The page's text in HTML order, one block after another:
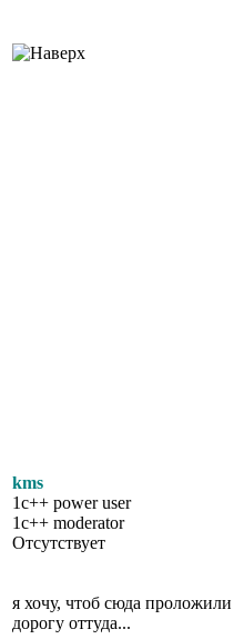
kms
1c++ power user
1c++ moderator
Отсутствует
я хочу, чтоб сюда проложили
дорогу оттуда...